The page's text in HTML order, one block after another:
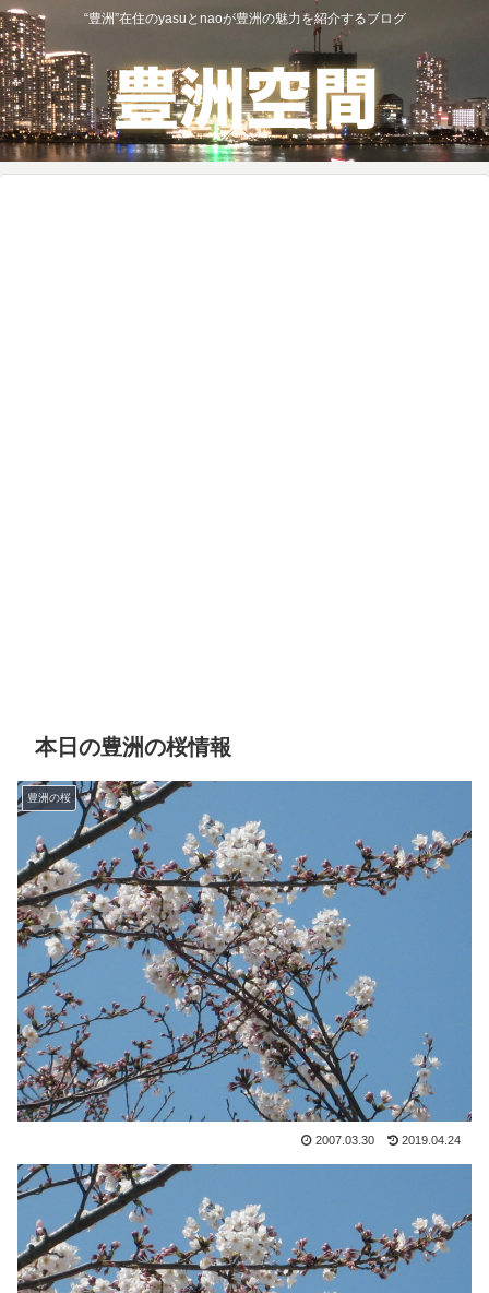
“豊洲”在住のyasuとnaoが豊洲の魅力を紹介するブログ
本日の豊洲の桜情報
豊洲の桜
2007.03.30 2019.04.24